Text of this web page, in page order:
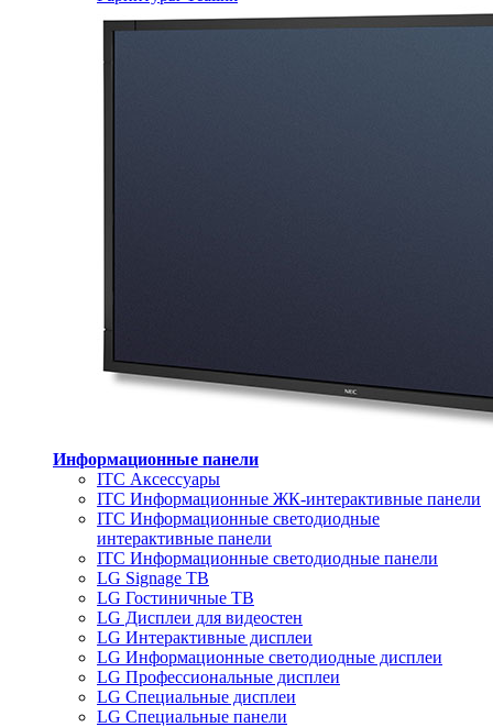
Информационные панели
ITC Аксессуары
ITC Информационные ЖК-интерактивные панели
ITC Информационные светодиодные
интерактивные панели
ITC Информационные светодиодные панели
LG Signage ТВ
LG Гостиничные ТВ
LG Дисплеи для видеостен
LG Интерактивные дисплеи
LG Информационные светодиодные дисплеи
LG Профессиональные дисплеи
LG Специальные дисплеи
LG Специальные панели